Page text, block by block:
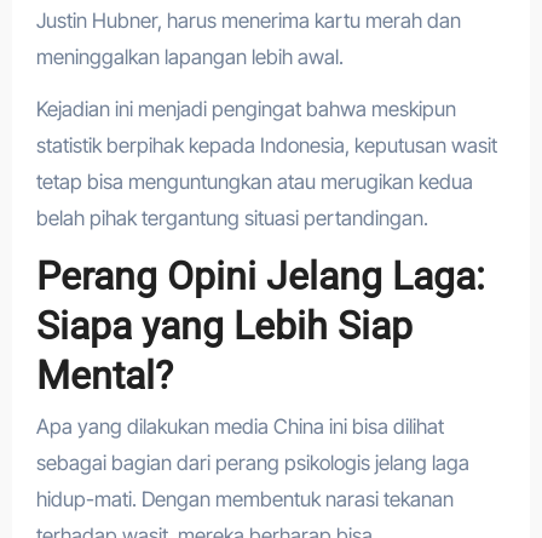
Justin Hubner, harus menerima kartu merah dan
meninggalkan lapangan lebih awal.
Kejadian ini menjadi pengingat bahwa meskipun
statistik berpihak kepada Indonesia, keputusan wasit
tetap bisa menguntungkan atau merugikan kedua
belah pihak tergantung situasi pertandingan.
Perang Opini Jelang Laga:
Siapa yang Lebih Siap
Mental?
Apa yang dilakukan media China ini bisa dilihat
sebagai bagian dari perang psikologis jelang laga
hidup-mati. Dengan membentuk narasi tekanan